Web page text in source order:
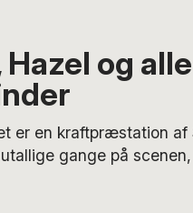
og
er en kraftpræstation af
gange på
– er ingen behagelig